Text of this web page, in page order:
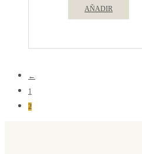
AÑADIR
←
1
2